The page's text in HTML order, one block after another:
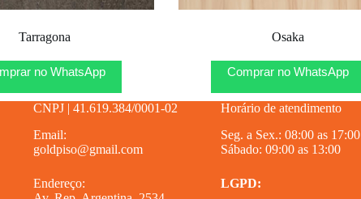
Tarragona
no WhatsApp
Osaka
Comprar no WhatsApp
CNPJ | 41.619.384/0001-02
Email:
goldpiso@gmail.com
Endereço:
Horário de atendimento
Seg. a Sex.: 08:00 as 17:00
Sábado: 09:00 as 13:00
LGPD: